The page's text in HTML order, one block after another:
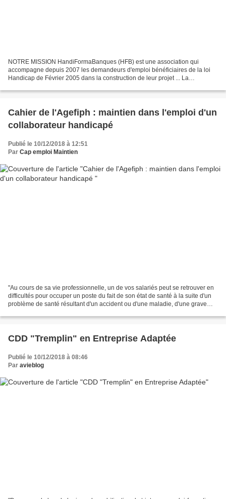
NOTRE MISSION HandiFormaBanques (HFB) est une association qui
accompagne depuis 2007 les demandeurs d'emploi bénéficiaires de la loi
Handicap de Février 2005 dans la construction de leur projet ... La
Cahier de l'Agefiph : maintien dans l'emploi d'un
collaborateur handicapé
Publié le 10/12/2018 à 12:51
Par Cap emploi Maintien
"Au cours de sa vie professionnelle, un de vos salariés peut se retrouver en
difficultés pour occuper un poste du fait de son état de santé à la suite d'un
problème de santé résultant d'un accident ou d'une maladie, d'une grave
CDD "Tremplin" en Entreprise Adaptée
Publié le 10/12/2018 à 08:46
Par avieblog